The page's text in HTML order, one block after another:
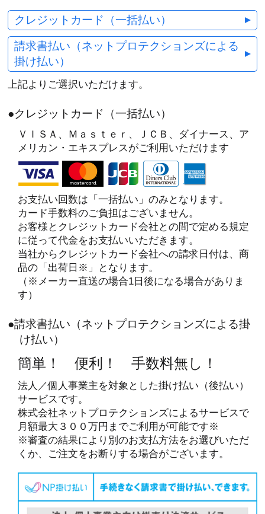
クレジットカード（一括払い）
請求書払い（ネットプロテクションズによる
掛け払い）
上記よりご選択いただけます。
●クレジットカード（一括払い）
ＶＩＳＡ、Ｍａｓｔｅｒ、ＪＣＢ、ダイナース、ア
メリカン・エキスプレスがご利用いただけます
お支払い回数は「一括払い」のみとなります。
カード手数料のご負担はございません。
お客様とクレジットカード会社との間で定める規定
に従って代金をお支払いいただきます。
当社からクレジットカード会社への請求日付は、商
品の「出荷日※」となります。
（※メーカー直送の場合1日後になる場合がありま
す）
●請求書払い（ネットプロテクションズによる掛
け払い）
簡単！ 便利！ 手数料無し！
法人／個人事業主を対象とした掛け払い（後払い）
サービスです。
株式会社ネットプロテクションズによるサービスで
月額最大３００万円までご利用が可能です※
※審査の結果により別のお支払方法をお選びいただ
くか、ご注文をお断りする場合がございます。